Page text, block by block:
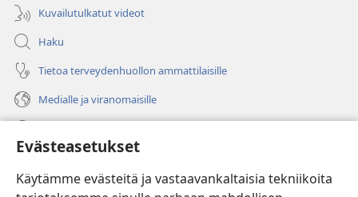
Evästeasetukset
Käytämme evästeitä ja vastaavankaltaisia tekniikoita
Kuvailutulkatut videot
Haku
Tietoa terveydenhuollon ammattilaisille
Medialle ja viranomaisille
(avaa
uuden